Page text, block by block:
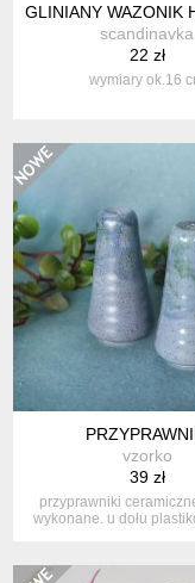
DZIECIĘCYMI
GLINIANY WAZONIK
scandinavka
22 zł
wymiary ok.16
vzorko
39 zł
przyprawniki
wykonane. u dołu